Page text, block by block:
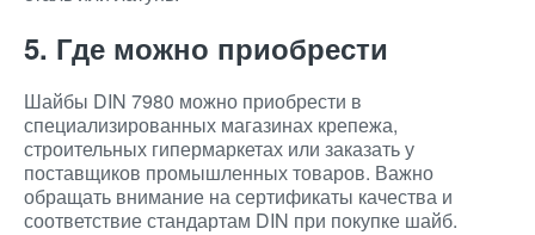
5. Где можно приобрести
Шайбы DIN 7980 можно приобрести в
специализированных магазинах крепежа,
строительных гипермаркетах или заказать у
поставщиков промышленных товаров. Важно
обращать внимание на сертификаты качества и
соответствие стандартам DIN при покупке шайб.